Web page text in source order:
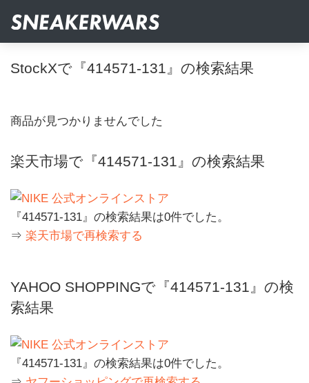
StockXで『414571-131』の検索結果
商品が見つかりませんでした
楽天市場で『414571-131』の検索結果
『414571-131』の検索結果は0件でした。
⇒ 楽天市場で再検索する
YAHOO SHOPPINGで『414571-131』の検
索結果
『414571-131』の検索結果は0件でした。